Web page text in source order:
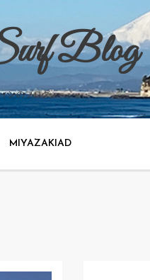
Blog
ンのブログ。
MIYAZAKIAD